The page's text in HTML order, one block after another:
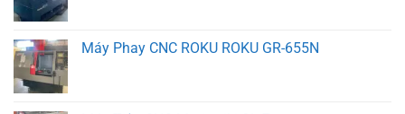
Máy Phay CNC ROKU ROKU GR-655N